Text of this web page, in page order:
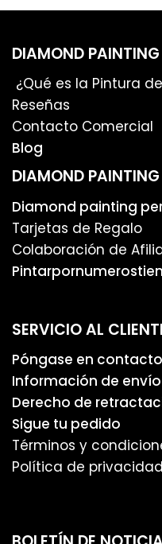
DIAMOND PAINTING
¿Qué es la Pintura
Reseñas
Contacto Comercial
Blog
DIAMOND PAINTING
Diamond painting
Tarjetas de Regalo
Colaboración de
SERVICIO AL
Póngase en
Información de envío
Derecho de
Sigue tu pedido
Términos y
Política de privacidad